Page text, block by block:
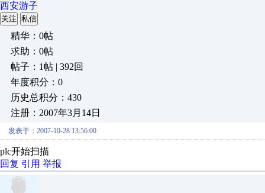
西安游子
关注 私信
精华：0帖
求助：0帖
帖子：1帖 | 392回
年度积分：0
历史总积分：430
注册：2007年3月14日
发表于：2007-10-28 13:56:00
plc开始扫描
回复 引用 举报